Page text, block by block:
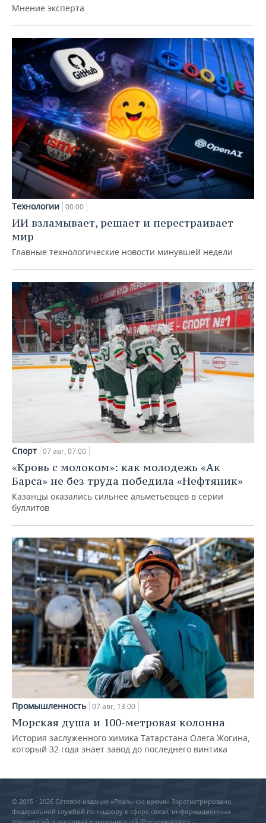
Мнение эксперта
Технологии 00:00
ИИ взламывает, решает и перестраивает
мир
Главные технологические новости минувшей недели
Спорт 07 авг, 07:00
«Кровь с молоком»: как молодежь «Ак
Барса» не без труда победила «Нефтяник»
Казанцы оказались сильнее альметьевцев в серии
буллитов
Промышленность 07 авг, 13:00
Морская душа и 100-метровая колонна
История заслуженного химика Татарстана Олега Жогина,
который 32 года знает завод до последнего винтика
© 2015 - 2026 Сетевое издание «Реальное время» Зарегистрировано
Федеральной службой по надзору в сфере связи, информационных